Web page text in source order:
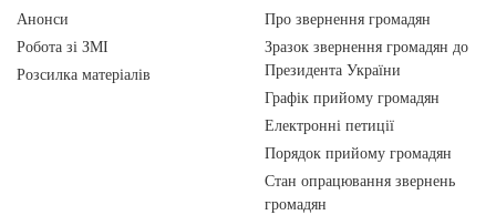
Анонси
Робота зі ЗМІ
Розсилка матеріалів
Про звернення громадян
Зразок звернення громадян до
Президента України
Графік прийому громадян
Електронні петиції
Порядок прийому громадян
Стан опрацювання звернень
громадян